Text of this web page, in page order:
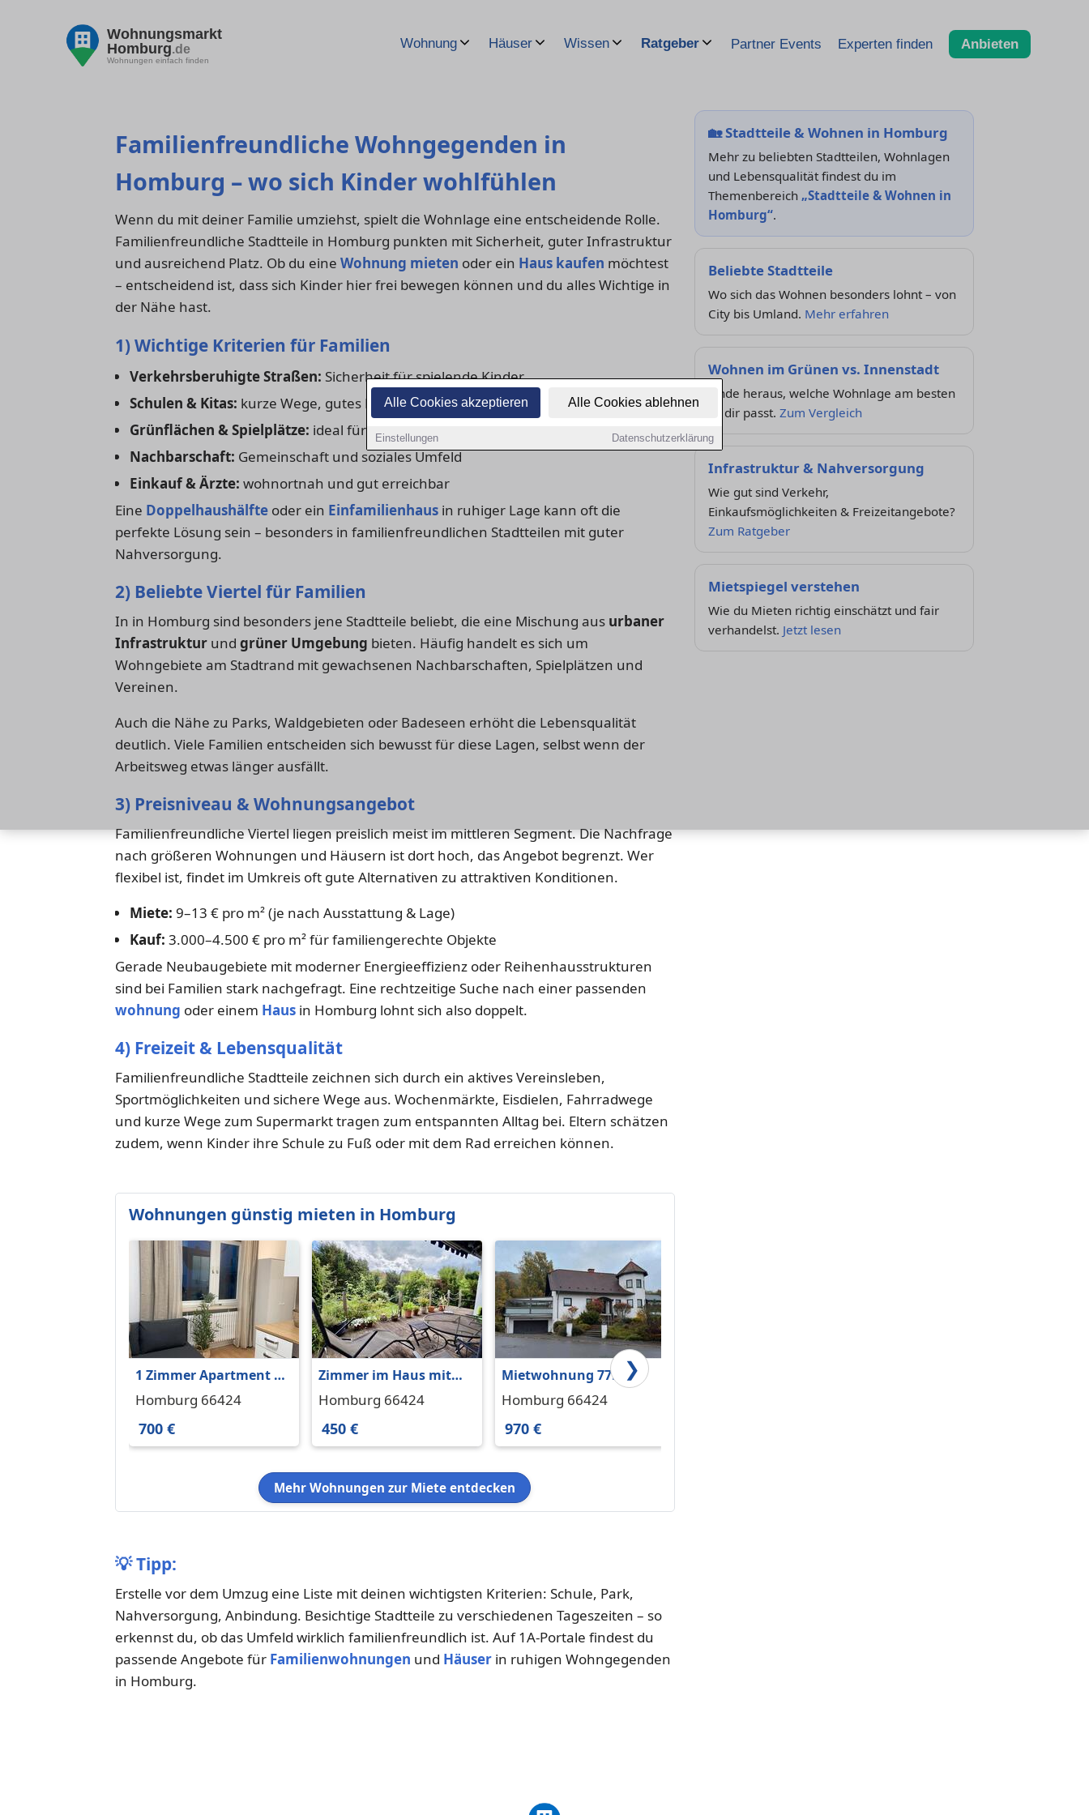
Alle Cookies akzeptieren Alle Cookies ablehnen
Einstellungen Datenschutzerklärung
Wohnungsmarkt
Homburg.de
Wohnungen einfach finden
Wohnung Häuser Wissen Ratgeber Partner Events Experten finden Anbieten
Familienfreundliche Wohngegenden in
Homburg – wo sich Kinder wohlfühlen
Wenn du mit deiner Familie umziehst, spielt die Wohnlage eine entscheidende Rolle.
Familienfreundliche Stadtteile in Homburg punkten mit Sicherheit, guter Infrastruktur
und ausreichend Platz. Ob du eine Wohnung mieten oder ein Haus kaufen möchtest
– entscheidend ist, dass sich Kinder hier frei bewegen können und du alles Wichtige in
der Nähe hast.
1) Wichtige Kriterien für Familien
Verkehrsberuhigte Straßen: Sicherheit für spielende Kinder
Schulen & Kitas: kurze Wege, gutes Betreuungsangebot
Grünflächen & Spielplätze: ideal für Freizeit und Begegnung
Nachbarschaft: Gemeinschaft und soziales Umfeld
Einkauf & Ärzte: wohnortnah und gut erreichbar
Eine Doppelhaushälfte oder ein Einfamilienhaus in ruhiger Lage kann oft die
perfekte Lösung sein – besonders in familienfreundlichen Stadtteilen mit guter
Nahversorgung.
2) Beliebte Viertel für Familien
In in Homburg sind besonders jene Stadtteile beliebt, die eine Mischung aus urbaner
Infrastruktur und grüner Umgebung bieten. Häufig handelt es sich um
Wohngebiete am Stadtrand mit gewachsenen Nachbarschaften, Spielplätzen und
Vereinen.
Auch die Nähe zu Parks, Waldgebieten oder Badeseen erhöht die Lebensqualität
deutlich. Viele Familien entscheiden sich bewusst für diese Lagen, selbst wenn der
Arbeitsweg etwas länger ausfällt.
3) Preisniveau & Wohnungsangebot
Familienfreundliche Viertel liegen preislich meist im mittleren Segment. Die Nachfrage
nach größeren Wohnungen und Häusern ist dort hoch, das Angebot begrenzt. Wer
flexibel ist, findet im Umkreis oft gute Alternativen zu attraktiven Konditionen.
Miete: 9–13 € pro m² (je nach Ausstattung & Lage)
Kauf: 3.000–4.500 € pro m² für familiengerechte Objekte
Gerade Neubaugebiete mit moderner Energieeffizienz oder Reihenhausstrukturen
sind bei Familien stark nachgefragt. Eine rechtzeitige Suche nach einer passenden
wohnung oder einem Haus in Homburg lohnt sich also doppelt.
4) Freizeit & Lebensqualität
Familienfreundliche Stadtteile zeichnen sich durch ein aktives Vereinsleben,
Sportmöglichkeiten und sichere Wege aus. Wochenmärkte, Eisdielen, Fahrradwege
und kurze Wege zum Supermarkt tragen zum entspannten Alltag bei. Eltern schätzen
zudem, wenn Kinder ihre Schule zu Fuß oder mit dem Rad erreichen können.
Wohnungen günstig mieten in Homburg
1 Zimmer Apartment zu
vermieten
Homburg 66424
700 €
Zimmer im Haus mit
großem Garten – 5
Homburg 66424
450 €
Mietwohnung 77m²
3ZKB in Homburg
Turmzimmer
Homburg 66424
970 €
❯
Mehr Wohnungen zur Miete entdecken
💡Tipp:
Erstelle vor dem Umzug eine Liste mit deinen wichtigsten Kriterien: Schule, Park,
Nahversorgung, Anbindung. Besichtige Stadtteile zu verschiedenen Tageszeiten – so
erkennst du, ob das Umfeld wirklich familienfreundlich ist. Auf 1A-Portale findest du
passende Angebote für Familienwohnungen und Häuser in ruhigen Wohngegenden
in Homburg.
🏡Stadtteile & Wohnen in Homburg
Mehr zu beliebten Stadtteilen, Wohnlagen
und Lebensqualität findest du im
Themenbereich „Stadtteile & Wohnen in
Homburg“.
Beliebte Stadtteile
Wo sich das Wohnen besonders lohnt – von
City bis Umland. Mehr erfahren
Wohnen im Grünen vs. Innenstadt
Finde heraus, welche Wohnlage am besten
zu dir passt. Zum Vergleich
Infrastruktur & Nahversorgung
Wie gut sind Verkehr,
Einkaufsmöglichkeiten & Freizeitangebote?
Zum Ratgeber
Mietspiegel verstehen
Wie du Mieten richtig einschätzt und fair
verhandelst. Jetzt lesen